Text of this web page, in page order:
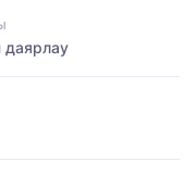
даярлау